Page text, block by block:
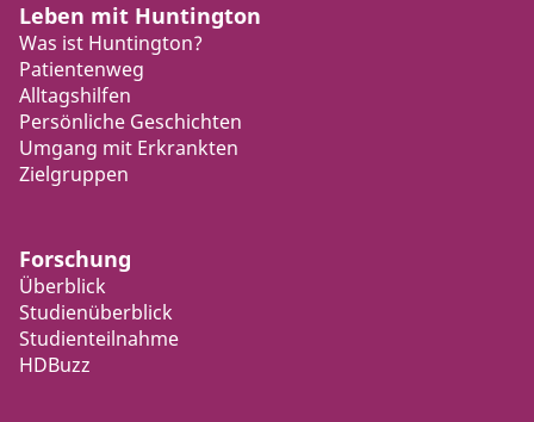
Leben mit Huntington
Was ist Huntington?
Patientenweg
Alltagshilfen
Persönliche Geschichten
Umgang mit Erkrankten
Zielgruppen
Forschung
Überblick
Studienüberblick
Studienteilnahme
HDBuzz